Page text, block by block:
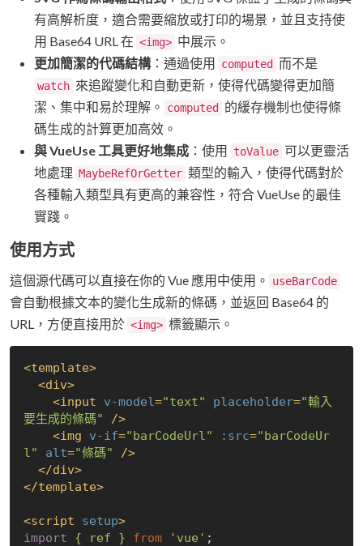
有高解析度，適合需要縮放或打印的場景，並且支持使
用 Base64 URL 在 <img> 中展示。
更加簡潔的代碼結構：通過使用 computed 而不是
watch 來追蹤變化和自動更新，使得代碼變得更加簡
潔、集中和易於理解。
computed
的緩存機制也使得條
碼生成的計算更加高效。
與 VueUse 工具更好地集成 ：使用 toValue 可以更靈活
地處理 MaybeRefOrGetter 類型的輸入，使得代碼對於
各種輸入類型具有更高的兼容性，符合 VueUse 的最佳
實踐。
使用方式
這個源代碼可以直接在你的 Vue 應用中使用。 useBarCode
會自動根據文本的變化生成新的條碼，並返回 Base64 的
URL，方便直接用於 <img> 標籤顯示。
<template>
<div>
<input v-model="text" placeholder="輸入
要生成的條碼" />
<img v-if="barCodeUrl" :src="barCodeUr
l"
alt="條碼" />
</div>
</template>
<script setup>
import
{ ref } from 'vue'